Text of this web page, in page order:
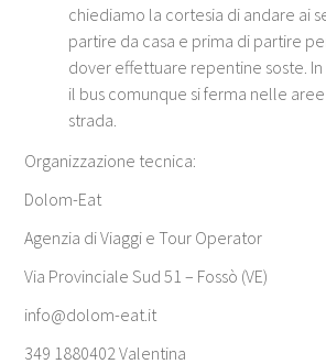
chiediamo la cortesia di andare ai
partire da casa e prima di partire
dover effettuare repentine soste.
il bus comunque si ferma nelle
strada.
Organizzazione tecnica:
Dolom-Eat
Agenzia di Viaggi e Tour Operator
Via Provinciale Sud 51 – Fossò (VE)
info@dolom-eat.it
349 1880402 Valentina